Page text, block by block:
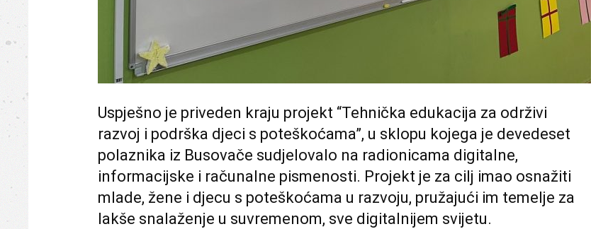
Uspješno je priveden kraju projekt “Tehnička edukacija za održivi
razvoj i podrška djeci s poteškoćama”, u sklopu kojega je devedeset
polaznika iz Busovače sudjelovalo na radionicama digitalne,
informacijske i računalne pismenosti. Projekt je za cilj imao osnažiti
mlade, žene i djecu s poteškoćama u razvoju, pružajući im temelje za
lakše snalaženje u suvremenom, sve digitalnijem svijetu.